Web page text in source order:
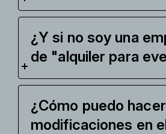
¿Y si no soy una
de "alquiler para
¿Cómo puedo hacer
modificaciones en